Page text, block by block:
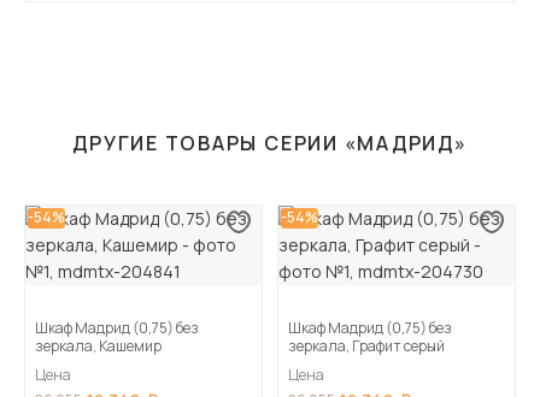
ДРУГИЕ ТОВАРЫ СЕРИИ «МАДРИД»
-54%
Шкаф Мадрид (0,75) без
зеркала, Кашемир
Цена
-54%
Шкаф Мадрид (0,75) без
зеркала, Графит серый
Цена